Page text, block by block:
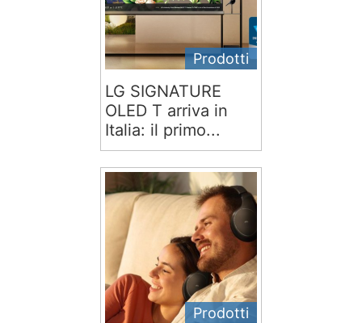
Prodotti
LG SIGNATURE
OLED T arriva in
Italia: il primo...
Prodotti